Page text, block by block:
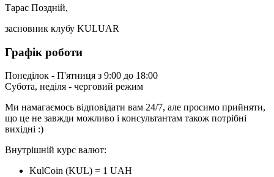
Тарас Поздній,
засновник клубу KULUAR
Графік роботи
Понеділок - П'ятниця з 9:00 до 18:00
Субота, неділя - черговий режим
Ми намагаємось відповідати вам 24/7, але просимо прийняти,
що це не завжди можливо і консультантам також потрібні
вихідні :)
Внутрішній курс валют:
KulCoin (KUL) = 1 UAH